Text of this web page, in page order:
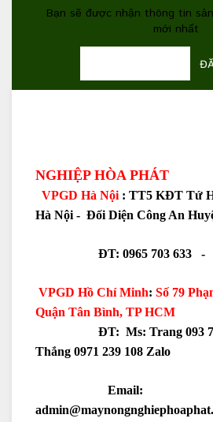
Bạn sẽ được nhận thông tin
mới nhất
MÁY
NGHIỆP HÒA PHÁT
VPGD Hà Nội : TT5 KĐT Tứ
Hà Nội - Đối Diện Công An
ĐT: 0965 703 633 -
VPGD Hồ Chí Minh: Số 79
Quận Tân Bình, TP HCM
ĐT: Ms: Trang 093
Thắng 0971 239 108 Zalo
Email: